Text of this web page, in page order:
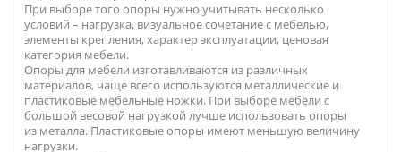
При выборе того опоры нужно учитывать несколько
условий – нагрузка, визуальное сочетание с мебелью,
элементы крепления, характер эксплуатации, ценовая
категория мебели.
Опоры для мебели изготавливаются из различных
материалов, чаще всего используются металлические и
пластиковые мебельные ножки. При выборе мебели с
большой весовой нагрузкой лучше использовать опоры
из металла. Пластиковые опоры имеют меньшую величину
нагрузки.